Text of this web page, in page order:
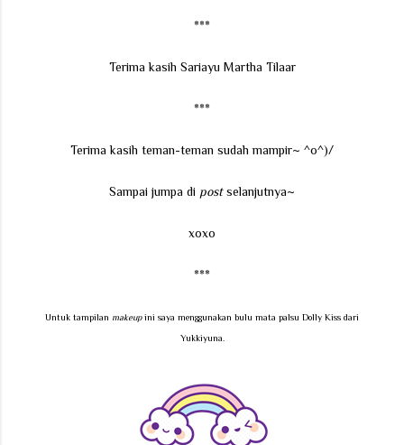
***
Terima kasih Sariayu Martha Tilaar
***
Terima kasih teman-teman sudah mampir~ ^o^)/
Sampai jumpa di postselanjutnya~
xoxo
***
Untuk tampilan makeupini saya menggunakan bulu mata palsu Dolly Kiss dari
Yukkiyuna.